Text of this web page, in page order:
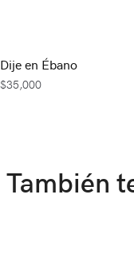
Dije en Ébano
$35,000
También